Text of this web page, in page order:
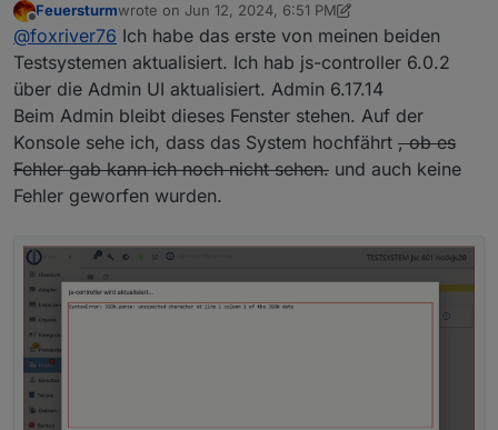
Offline
Feuersturmwrote on Jun 12, 2024, 6:51 PM
last edited by FeuersturmJun 12, 2024, 8:53 PM
@foxriver76 Ich habe das erste von meinen beiden
Testsystemen aktualisiert. Ich hab js-controller 6.0.2
über die Admin UI aktualisiert. Admin 6.17.14
Beim Admin bleibt dieses Fenster stehen. Auf der
Konsole sehe ich, dass das System hochfährt , ob es
Fehler gab kann ich noch nicht sehen. und auch keine
Fehler geworfen wurden.